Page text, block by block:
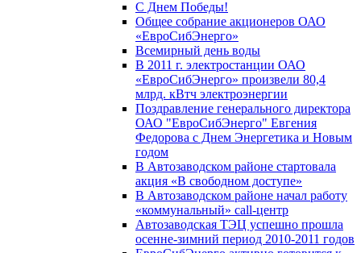
С Днем Победы!
Общее собрание акционеров ОАО
«ЕвроСибЭнерго»
Всемирный день воды
В 2011 г. электростанции ОАО
«ЕвроСибЭнерго» произвели 80,4
млрд. кВтч электроэнергии
Поздравление генерального директора
ОАО "ЕвроСибЭнерго" Евгения
Федорова с Днем Энергетика и Новым
годом
В Автозаводском районе стартовала
акция «В свободном доступе»
В Автозаводском районе начал работу
«коммунальный» call-центр
Автозаводская ТЭЦ успешно прошла
осенне-зимний период 2010-2011 годов